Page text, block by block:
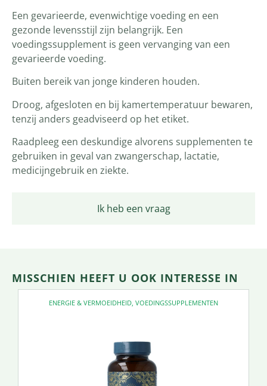
Ik heb een vraag
Een gevarieerde, evenwichtige voeding en een
gezonde levensstijl zijn belangrijk. Een
voedingssupplement is geen vervanging van een
gevarieerde voeding.
Buiten bereik van jonge kinderen houden.
Droog, afgesloten en bij kamertemperatuur bewaren,
tenzij anders geadviseerd op het etiket.
Raadpleeg een deskundige alvorens supplementen te
gebruiken in geval van zwangerschap, lactatie,
medicijngebruik en ziekte.
MISSCHIEN HEEFT U OOK INTERESSE IN
ENERGIE & VERMOEIDHEID VOEDINGSSUPPLEMENTEN